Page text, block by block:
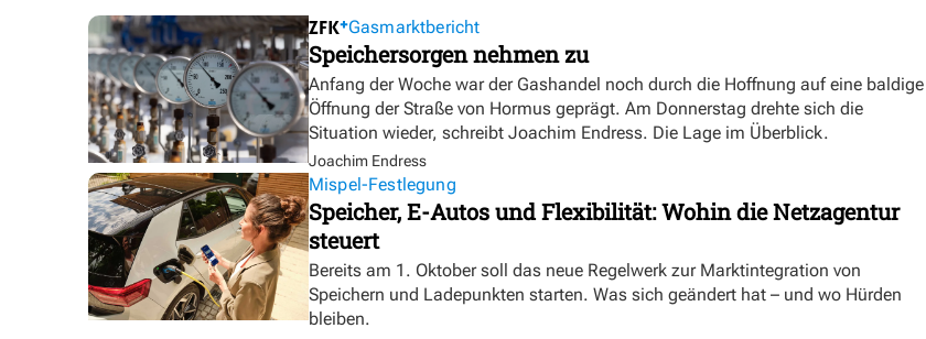
Gasmarktbericht
Speichersorgen nehmen zu
Anfang der Woche war der Gashandel noch durch die Hoffnung auf eine baldige
Öffnung der Straße von Hormus geprägt. Am Donnerstag drehte sich die
Situation wieder, schreibt Joachim Endress. Die Lage im Überblick.
Joachim Endress
Mispel-Festlegung
Speicher, E-Autos und Flexibilität: Wohin die Netzagentur
steuert
Bereits am 1. Oktober soll das neue Regelwerk zur Marktintegration von
Speichern und Ladepunkten starten. Was sich geändert hat – und wo Hürden
bleiben.